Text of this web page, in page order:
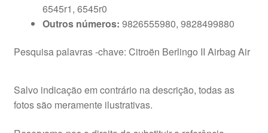
6545r1, 6545r0
Outros números: 9826555980, 9828499880
Pesquisa palavras -chave: Citroën Berlingo II Airbag Air
Salvo indicação em contrário na descrição, todas as
fotos são meramente ilustrativas.